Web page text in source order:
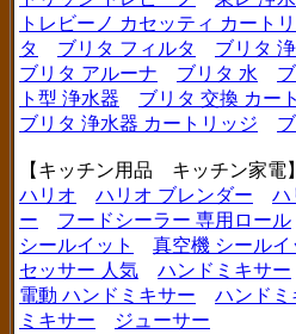
トレビーノ カセッティ カート
タ
ブリタ フィルタ ブリタ
ブリタ アルーナ
ブリタ 水
ト型 浄水器
ブリタ 交換 カー
ブリタ 浄水器 カートリッジ
【キッチン用品 キッチン家電】
ハリオ
ハリオ ブレンダー
ハ
ー
フードシーラー 専用ロール
シールイット
真空機 シールイ
セッサー 人気
ハンドミキサー
電動 ハンドミキサー
ハンドミ
ミキサー
ジューサー